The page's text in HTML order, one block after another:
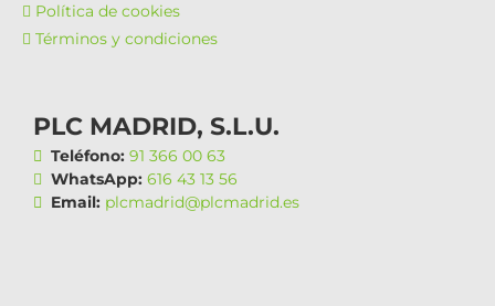
Política de cookies
Términos y condiciones
PLC MADRID, S.L.U.
Teléfono: 91 366 00 63
WhatsApp: 616 43 13 56
Email: plcmadrid@plcmadrid.es